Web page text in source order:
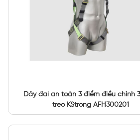
Dây đai an toàn 3 điểm điều chỉnh
treo KStrong AFH300201